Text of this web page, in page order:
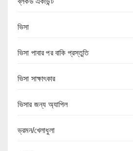
ভিসা
ভিসা পাবার পর বাকি প্রস্তুতি
ভিসা সাক্ষাৎকার
ভিসার জন্য অ্যাপিল
ভ্রমন/খেলাধুলা